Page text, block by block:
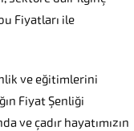
Fiyatları ile
ve eğitimlerini
Fiyat Şenliği
ve çadır hayatımızın